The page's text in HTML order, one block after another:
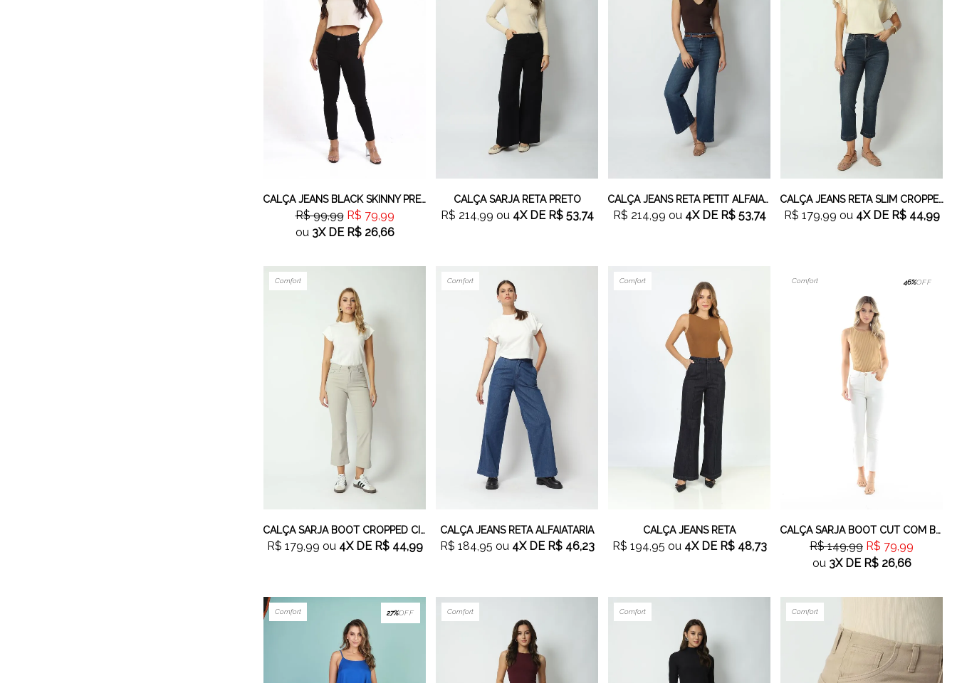
CALÇA JEANS BLACK SKINNY PRETO
R$ 99,99 R$ 79,99
ou 3XDE R$ 26,66
CALÇA SARJA RETA PRETO
R$ 214,99 ou 4XDE R$ 53,74
CALÇA JEANS RETA PETIT ALFAIATARIA JEANS MÉDIO
R$ 214,99 ou 4XDE R$ 53,74
CALÇA JEANS RETA SLIM CROPPED
R$ 179,99 ou 4XDE R$ 44,99
Comfort
CALÇA SARJA BOOT CROPPED CINZA
R$ 179,99 ou 4XDE R$ 44,99
Comfort
CALÇA JEANS RETA ALFAIATARIA
R$ 184,95 ou 4XDE R$ 46,23
Comfort
CALÇA JEANS RETA
R$ 194,95 ou 4XDE R$ 48,73
Comfort 46%OFF
CALÇA SARJA BOOT CUT COM BARRA A FIO OFF WHITE
R$ 149,99 R$ 79,99
ou 3XDE R$ 26,66
Comfort 27%OFF Comfort Comfort Comfort